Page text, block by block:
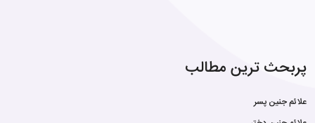
پربحث ترین مطالب
علائم جنین پسر